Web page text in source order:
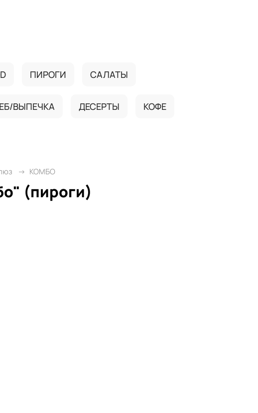
ПИРОГИ САЛАТЫ
ВЫПЕЧКА ДЕСЕРТЫ КОФЕ
КОМБО
(пироги)